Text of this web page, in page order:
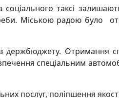
соціального таксі
Міською радою було
держбюджету. Отримання
спеціальним
послуг, поліпшення